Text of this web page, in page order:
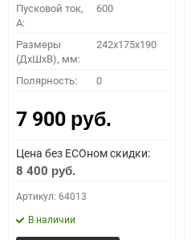
Пусковой ток,
A:
600
Размеры
(ДхШхВ), мм:
242x175x190
Полярность: 0
7 900 руб.
Цена без ECOном скидки:
8 400 руб.
Артикул: 64013
В наличии